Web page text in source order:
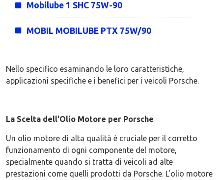
Mobilube 1 SHC 75W-90
MOBIL MOBILUBE PTX 75W/90
Nello specifico esaminando le loro caratteristiche,
applicazioni specifiche e i benefici per i veicoli Porsche.
La Scelta dell'Olio Motore per Porsche
Un olio motore di alta qualità è cruciale per il corretto
funzionamento di ogni componente del motore,
specialmente quando si tratta di veicoli ad alte
prestazioni come quelli prodotti da Porsche. L'olio motore